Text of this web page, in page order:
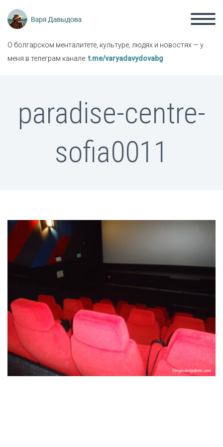
О болгарском менталитете, культуре, людях и новостях — у
меня в телеграм канале:t.me/varyadavydovabg
paradise-centre-
sofia0011